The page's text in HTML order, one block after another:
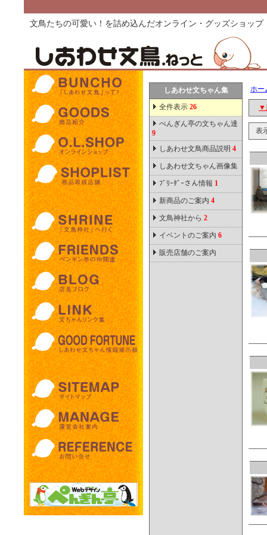
文鳥たちの可愛い！を詰め込んだオンライン・グッズショップ
しあわせ文ちゃん集
全件表示 26
ぺんぎん亭の文ちゃん達
9
しあわせ文鳥商品説明 4
しあわせ文ちゃん画像集
ﾌﾞﾘｰﾀﾞｰさん情報 1
新商品のご案内 4
文鳥神社から 2
イベントのご案内 6
販売店舗のご案内
ホー
▼
表